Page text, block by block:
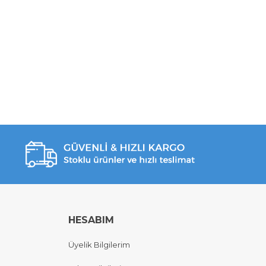
HESABIM
Üyelik Bilgilerim